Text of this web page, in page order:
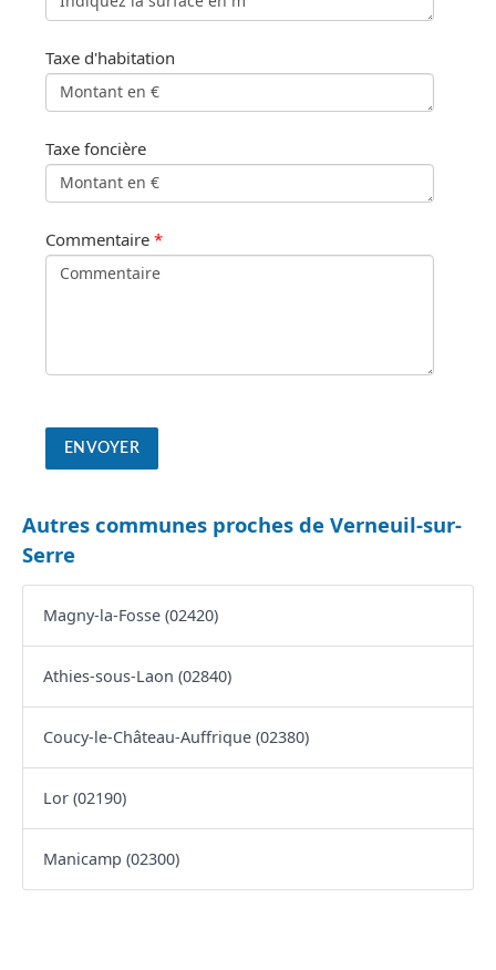
Taxe d'habitation
Taxe foncière
Commentaire *
Autres communes proches de Verneuil-sur-
Serre
Magny-la-Fosse (02420)
Athies-sous-Laon (02840)
Coucy-le-Château-Auffrique (02380)
Lor (02190)
Manicamp (02300)